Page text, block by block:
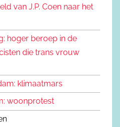
n
van J.P. Coen naar het
hoger beroep in de
die trans vrouw
klimaatmars
woonprotest